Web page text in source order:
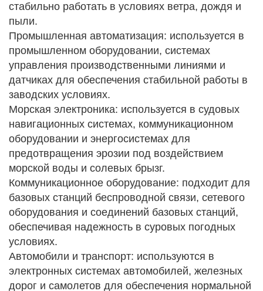
стабильно работать в условиях ветра, дождя и
пыли.
Промышленная автоматизация: используется в
промышленном оборудовании, системах
управления производственными линиями и
датчиках для обеспечения стабильной работы в
заводских условиях.
Морская электроника: используется в судовых
навигационных системах, коммуникационном
оборудовании и энергосистемах для
предотвращения эрозии под воздействием
морской воды и солевых брызг.
Коммуникационное оборудование: подходит для
базовых станций беспроводной связи, сетевого
оборудования и соединений базовых станций,
обеспечивая надежность в суровых погодных
условиях.
Автомобили и транспорт: используются в
электронных системах автомобилей, железных
дорог и самолетов для обеспечения нормальной